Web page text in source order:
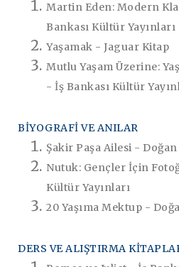
Martin Eden: Modern
Bankası Kültür Yayınları
Yaşamak - Jaguar Kitap
Mutlu Yaşam Üzerine:
- İş Bankası Kültür
BİYOGRAFİ VE ANILAR
Şakir Paşa Ailesi -
Nutuk: Gençler İçin
Kültür Yayınları
20 Yaşıma Mektup -
DERS VE ALIŞTIRMA